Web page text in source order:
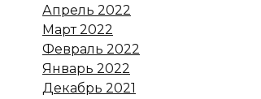
Апрель 2022
Март 2022
Февраль 2022
Январь 2022
Декабрь 2021